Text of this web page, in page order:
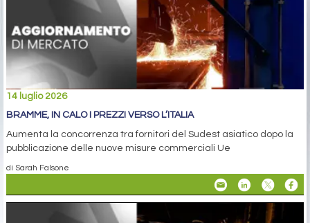
14 luglio 2026
BRAMME, IN CALO I PREZZI VERSO L’ITALIA
Aumenta la concorrenza tra fornitori del Sudest asiatico dopo la
pubblicazione delle nuove misure commerciali Ue
di Sarah Falsone